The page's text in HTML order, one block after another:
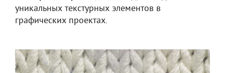
уникальных текстурных элементов в
графических проектах.